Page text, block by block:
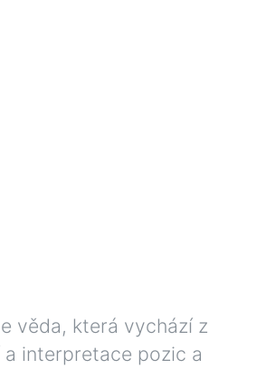
věda, která vychází z
interpretace pozic a